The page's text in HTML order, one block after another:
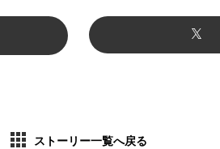
ストーリー一覧へ戻る